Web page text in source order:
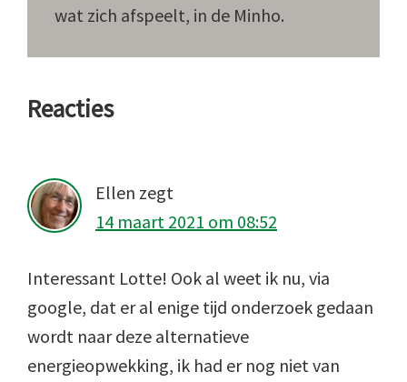
wat zich afspeelt, in de Minho.
Lees
Reacties
Ellen zegt
14 maart 2021 om 08:52
Interessant Lotte! Ook al weet ik nu, via
google, dat er al enige tijd onderzoek gedaan
wordt naar deze alternatieve
energieopwekking, ik had er nog niet van